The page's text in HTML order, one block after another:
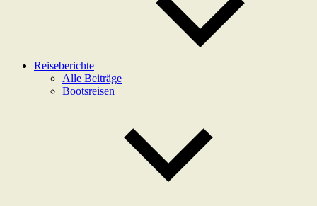
Reiseberichte
Alle Beiträge
Bootsreisen